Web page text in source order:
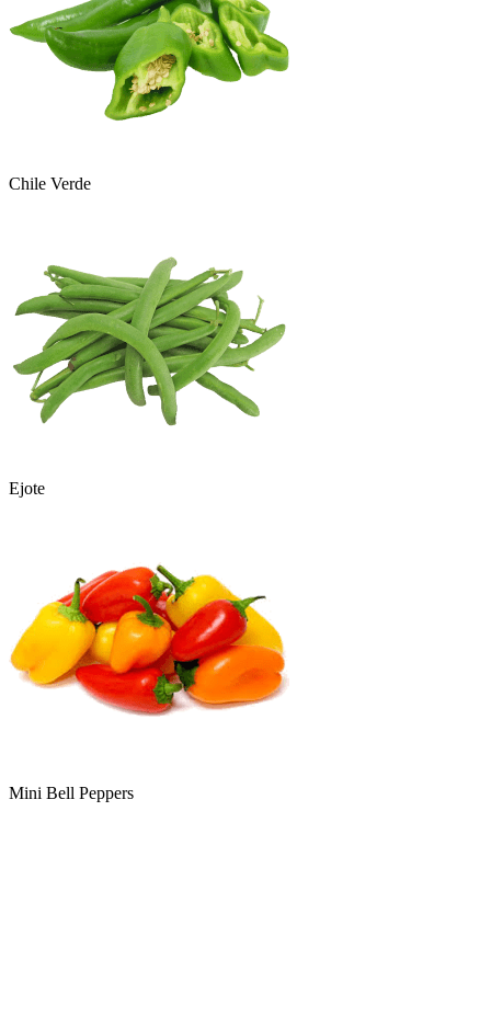
Chile Verde
Ejote
Mini Bell Peppers